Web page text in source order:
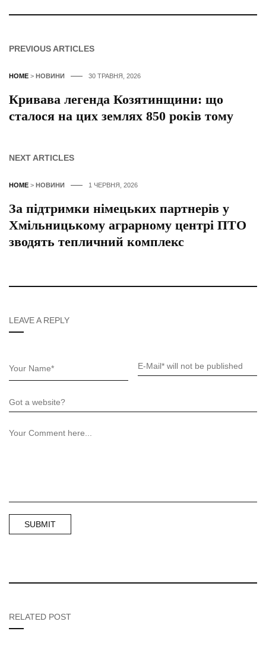
PREVIOUS ARTICLES
HOME > НОВИНИ 30 ТРАВНЯ, 2026
Кривава легенда Козятинщини: що
сталося на цих землях 850 років тому
NEXT ARTICLES
HOME > НОВИНИ 1 ЧЕРВНЯ, 2026
За підтримки німецьких партнерів у
Хмільницькому аграрному центрі ПТО
зводять тепличний комплекс
LEAVE A REPLY
RELATED POST